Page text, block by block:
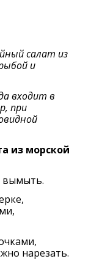
салат из
и
входит в
при
из морской
вымыть.
нарезать.